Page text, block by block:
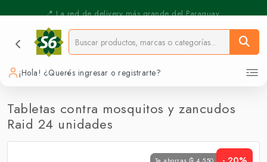
⚡️ Pickup Express - Retirás en 30 min.
¡Hola! ¿Querés ingresar o registrarte?
Tabletas contra mosquitos y zancudos
Raid 24 unidades
Te ahorras ₲ 4.550